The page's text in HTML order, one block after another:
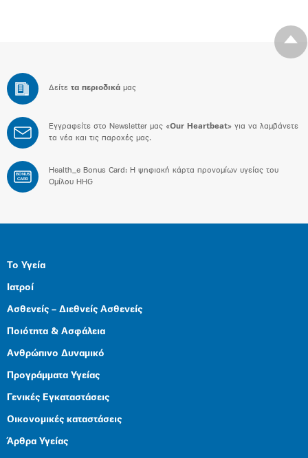
Δείτε τα περιοδικά μας
Εγγραφείτε στο Newsletter μας «Our Heartbeat» για να λαμβάνετε
τα νέα και τις παροχές μας.
BONUS
CARD
Health_e Bonus Card: H ψηφιακή κάρτα προνομίων υγείας του
Ομίλου HHG
Το Υγεία
Ιατροί
Ασθενείς – Διεθνείς Ασθενείς
Ποιότητα & Ασφάλεια
Ανθρώπινο Δυναμικό
Προγράμματα Υγείας
Γενικές Εγκαταστάσεις
Οικονομικές καταστάσεις
Άρθρα Υγείας